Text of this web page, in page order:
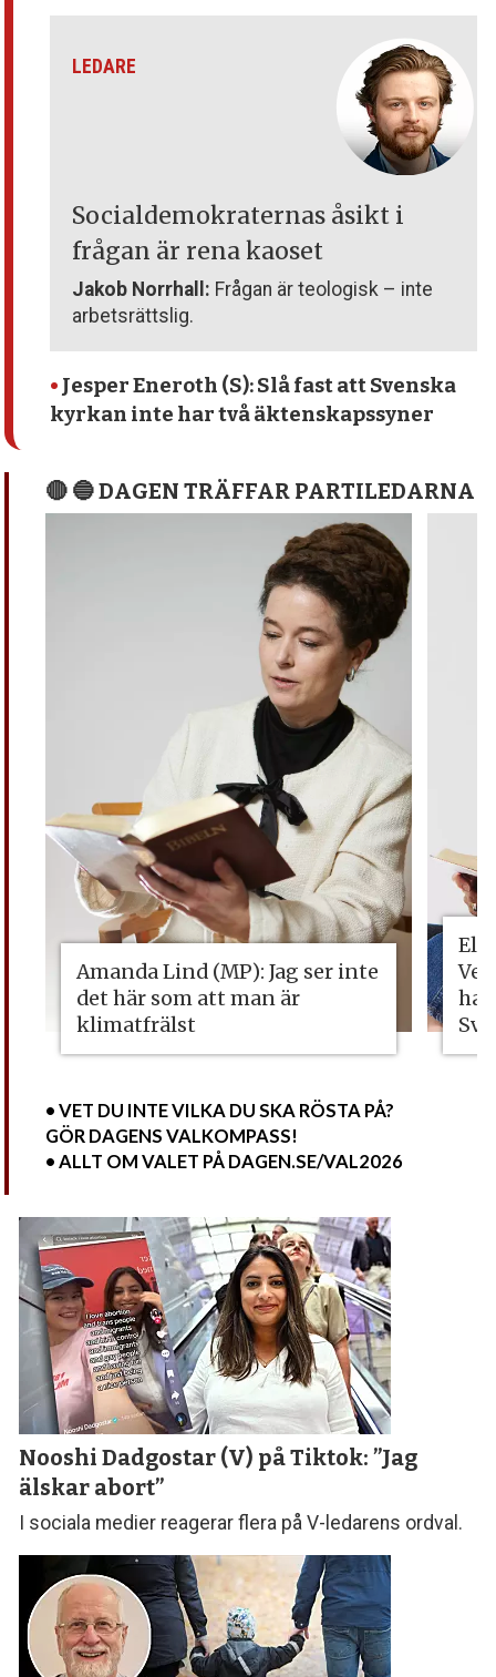
LEDARE
Socialdemokraternas åsikt i
frågan är rena kaoset
Jakob Norrhall: Frågan är teologisk – inte
arbetsrättslig.
• Jesper Eneroth (S): Slå fast att Svenska
kyrkan inte har två äktenskapssyner
🔴 🔵 DAGEN TRÄFFAR PARTILEDARNA
Amanda Lind (MP): Jag ser inte
det här som att man är
klimatfrälst
ha
• VET DU INTE VILKA DU SKA RÖSTA PÅ?
GÖR DAGENS VALKOMPASS!
• ALLT OM VALET PÅ DAGEN.SE/VAL2026
Nooshi Dadgostar (V) på Tiktok: ”Jag
älskar abort”
I sociala medier reagerar flera på V-ledarens ordval.